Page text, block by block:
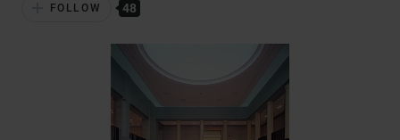
FOLLOW 48